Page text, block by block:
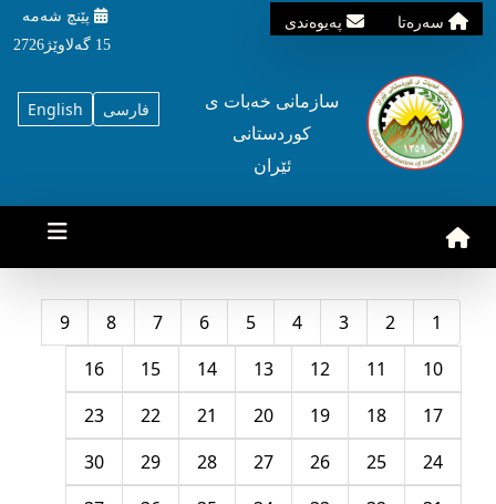
سه‌ره‌تا په‌یوه‌ندی
پێنچ شه‌مه‌
15 گه‌لاوێژ2726
English فارسی
سازمانی خه‌بات ی
کوردستانی
ئێران
1
2
3
4
5
6
7
8
9
10
11
12
13
14
15
16
17
18
19
20
21
22
23
24
25
26
27
28
29
30